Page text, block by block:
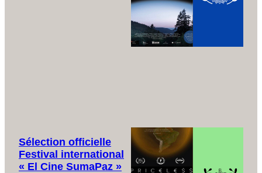
Sélection officielle
Festival international
« El Cine SumaPaz »